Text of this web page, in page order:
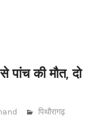
पांच की मौत, दो
पिथौरागढ़